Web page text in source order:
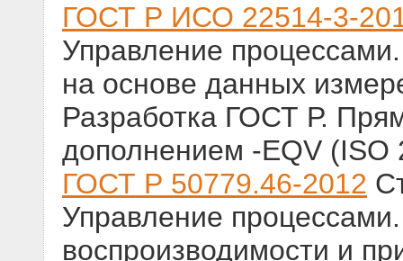
ГОСТ Р ИСО 22514-3-
Управление
на основе данных
Разработка ГОСТ Р.
дополнением -EQV (ISO
ГОСТ Р 50779.46-2012
Управление
воспроизводимости и